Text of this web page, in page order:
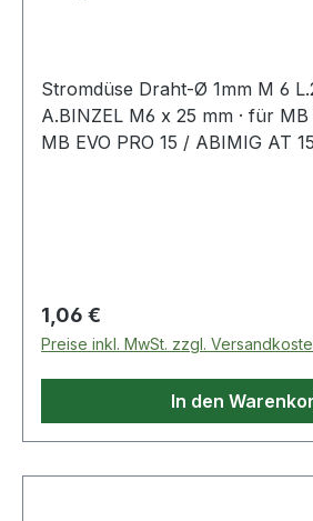
Stromdüse Draht-Ø 1mm M 6
A.BINZEL M6 x 25 mm · für
MB EVO PRO 15 / ABIMIG AT
Regulärer Preis:
1,06 €
Preise inkl. MwSt. zzgl.
In den